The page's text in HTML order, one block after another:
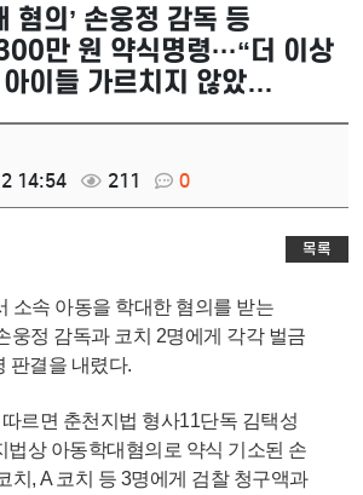
혐의’ 손웅정 감독 등
만 원 약식명령···“더 이상
아이들 가르치지 않았…
14:54
211 0
목록
소속 아동을 학대한 혐의를 받는
웅정 감독과 코치 2명에게 각각 벌금
판결을 내렸다.
르면 춘천지법 형사11단독 김택성
법상 아동학대혐의로 약식 기소된 손
치, A 코치 등 3명에게 검찰 청구액과